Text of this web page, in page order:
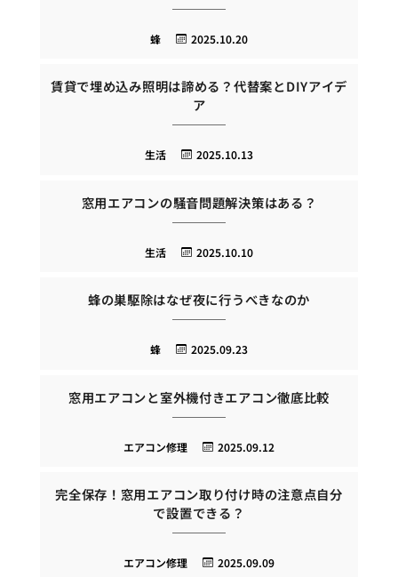
2025.10.20
蜂
賃貸で埋め込み照明は諦める？代替案とDIYアイデ
ア
2025.10.13
生活
窓用エアコンの騒音問題解決策はある？
2025.10.10
生活
蜂の巣駆除はなぜ夜に行うべきなのか
2025.09.23
蜂
窓用エアコンと室外機付きエアコン徹底比較
2025.09.12
エアコン修理
完全保存！窓用エアコン取り付け時の注意点自分
で設置できる？
2025.09.09
エアコン修理